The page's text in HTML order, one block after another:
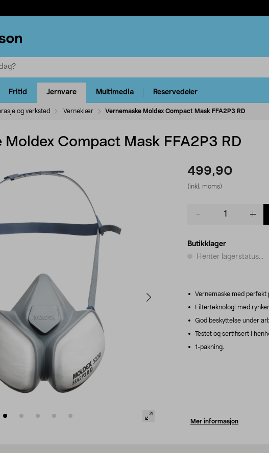
Fritid Jernvare Multimedia Reservedeler
og verksted Verneklær Vernemaske Moldex Compact Mask FFA2P3 RD
Moldex Compact Mask FFA2P3 RD
499,90
(inkl. moms)
Butikklager
Henter lagerstatus...
Vernemaske med perfekt
Filterteknologi med
God beskyttelse under
Testet og sertifisert i
1-pakning.
Mer informasjon